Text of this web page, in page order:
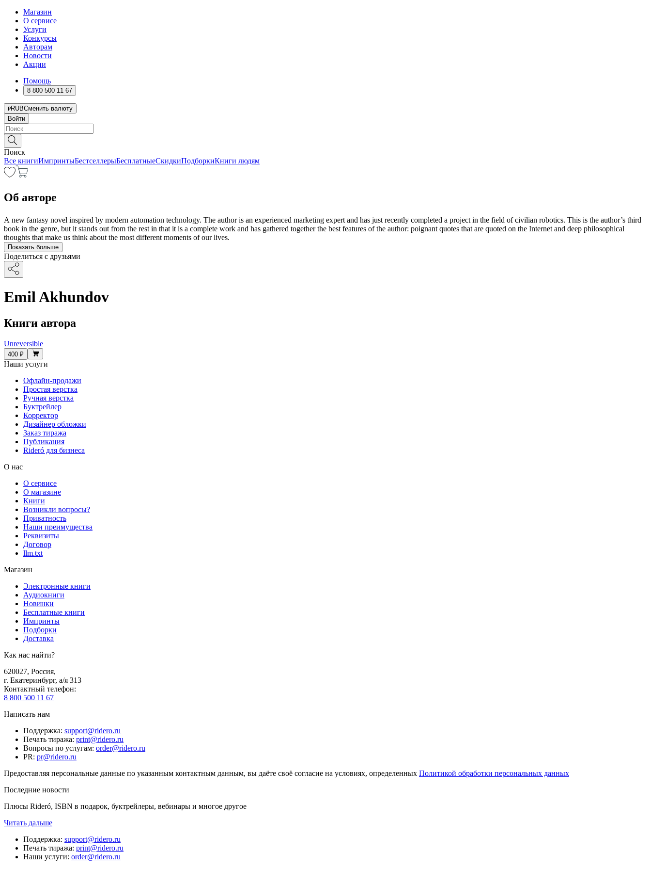
Магазин
О сервисе
Услуги
Конкурсы
Авторам
Новости
Акции
Помощь
8 800 500 11 67
RUBСменить валюту
Войти
Поиск
Все книгиИмпринтыБестселлерыБесплатныеСкидкиПодборкиКниги людям
Об авторе
A new fantasy novel inspired by modern automation technology. The author is an experienced marketing expert and has just recently completed a project in the field of civilian robotics. This is the author’s third
book in the genre, but it stands out from the rest in that it is a complete work and has gathered together the best features of the author: poignant quotes that are quoted on the Internet and deep philosophical
thoughts that make us think about the most different moments of our lives.
Показать больше
Поделиться с друзьями
Emil Akhundov
Книги автора
Unreversible
400 ₽
Наши услуги
Офлайн-продажи
Простая верстка
Ручная верстка
Буктрейлер
Корректор
Дизайнер обложки
Заказ тиража
Публикация
Rideró для бизнеса
О нас
О сервисе
О магазине
Книги
Возникли вопросы?
Приватность
Наши преимущества
Реквизиты
Договор
llm.txt
Магазин
Электронные книги
Аудиокниги
Новинки
Бесплатные книги
Импринты
Подборки
Доставка
Как нас найти?
620027, Россия,
г. Екатеринбург, а/я 313
Контактный телефон:
8 800 500 11 67
Написать нам
Поддержка: support@ridero.ru
Печать тиража: print@ridero.ru
Вопросы по услугам: order@ridero.ru
PR: pr@ridero.ru
Предоставляя персональные данные по указанным контактным данным, вы даёте своё согласие на условиях, определенных Политикой обработки персональных данных
Последние новости
Плюсы Rideró, ISBN в подарок, буктрейлеры, вебинары и многое другое
Читать дальше
Поддержка: support@ridero.ru
Печать тиража: print@ridero.ru
Наши услуги: order@ridero.ru